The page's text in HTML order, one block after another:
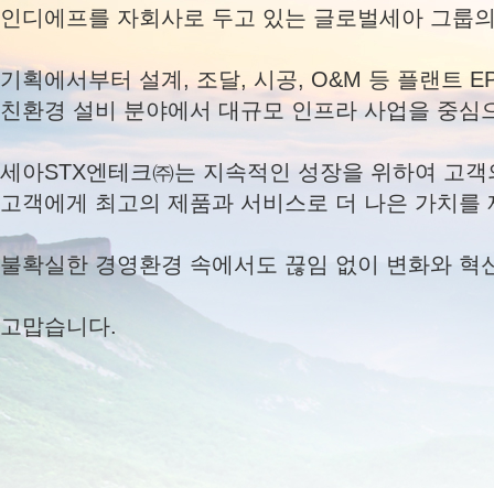
인디에프를 자회사로 두고 있는 글로벌세아 그룹
기획에서부터 설계, 조달, 시공, O&M 등 플랜트
친환경 설비 분야에서 대규모 인프라 사업을 중
세아STX엔테크㈜는 지속적인 성장을 위하여 고
고객에게 최고의 제품과 서비스로 더 나은 가치
불확실한 경영환경 속에서도 끊임 없이 변화와
고맙습니다.